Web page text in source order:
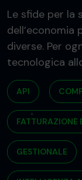
Le sfide per la
dell’economia
diverse. Per
tecnologica
API
FATTURAZIONE
GESTIONALE